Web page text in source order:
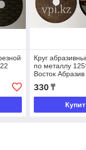
Круг
по металлу
Восток Абразив
330₸